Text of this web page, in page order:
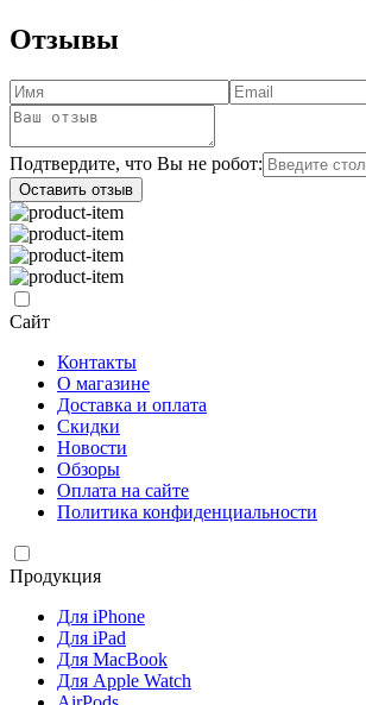
Отзывы
Подтвердите, что Вы не робот:
Оставить отзыв
Сайт
Контакты
О магазине
Доставка и оплата
Скидки
Новости
Обзоры
Оплата на сайте
Политика конфиденциальности
Продукция
Для iPhone
Для iPad
Для MacBook
Для Apple Watch